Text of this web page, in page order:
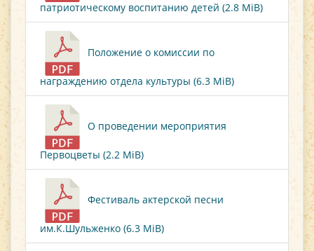
патриотическому воспитанию детей (2.8 MiB)
Положение о комиссии по
награждению отдела культуры (6.3 MiB)
О проведении мероприятия
Первоцветы (2.2 MiB)
Фестиваль актерской песни
им.К.Шульженко (6.3 MiB)